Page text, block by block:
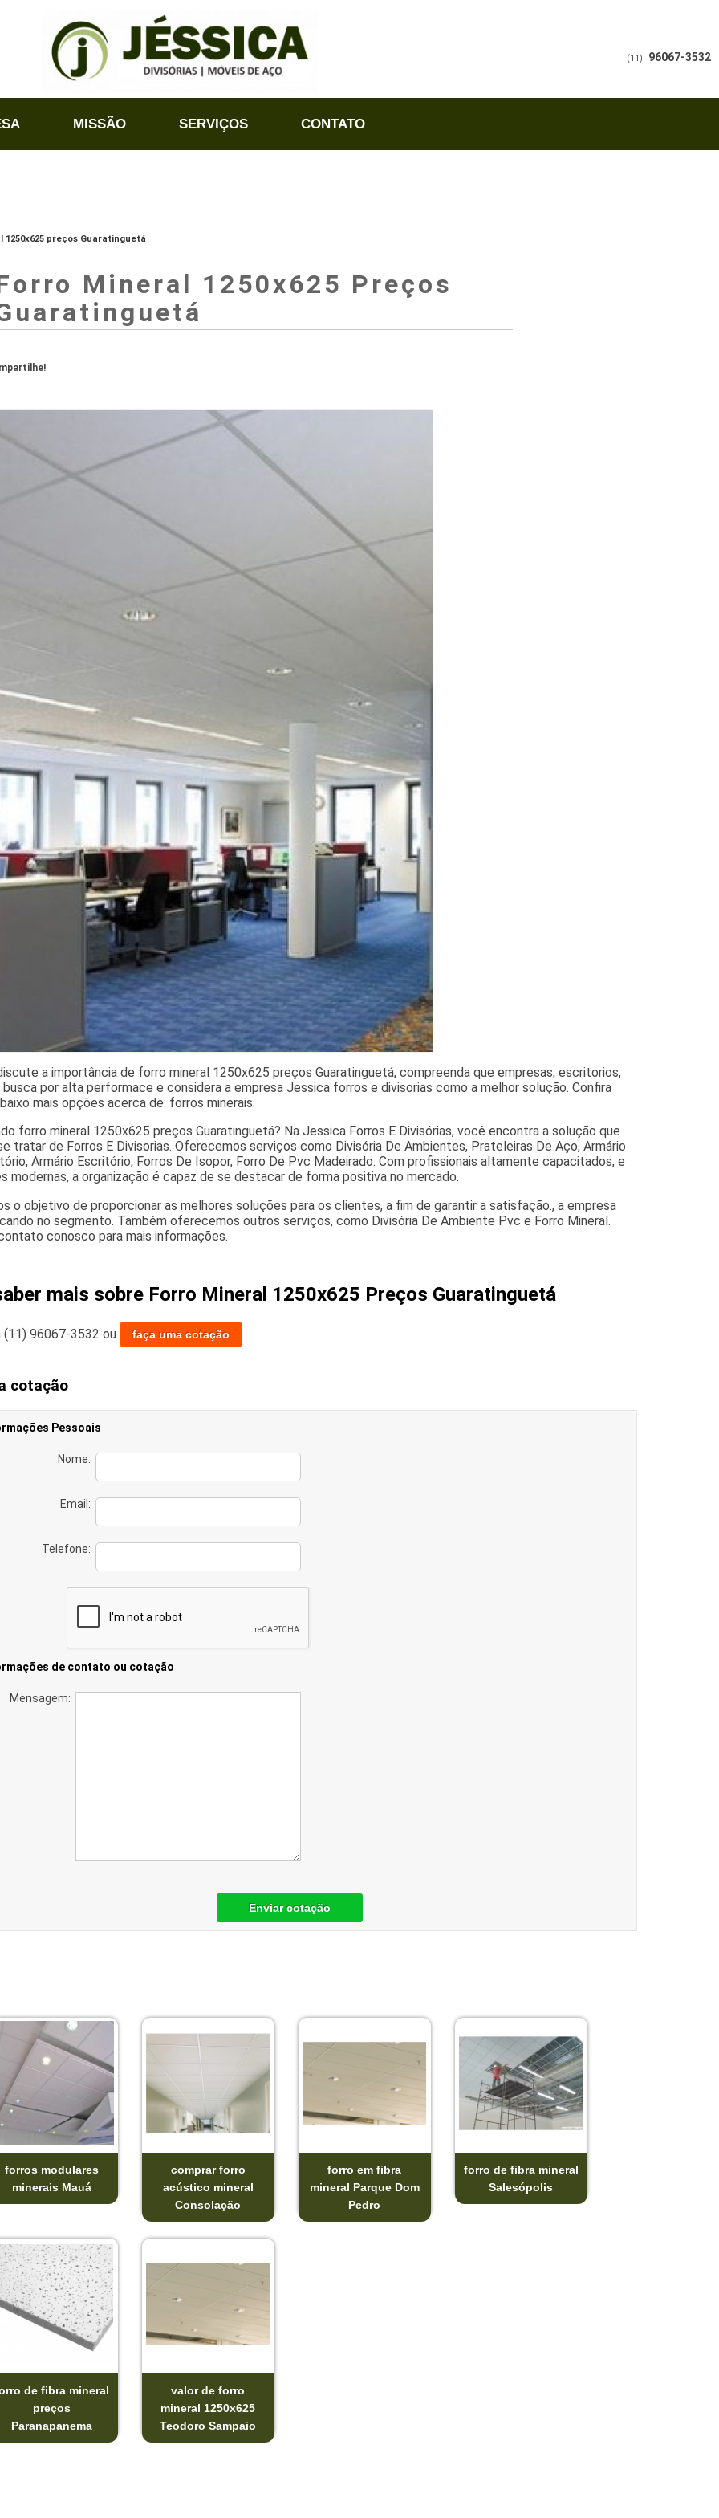
MISSÃO SERVIÇOS CONTATO
(11) 96067-3532
preços Guaratinguetá
Mineral 1250x625 Preços
a importância de forro mineral 1250x625 preços Guaratinguetá, compreenda que empresas, escritorios,
busca por alta performace e considera a empresa Jessica forros e divisorias como a melhor solução. Confira
mais opções acerca de: forros minerais.
forro mineral 1250x625 preços Guaratinguetá? Na Jessica Forros E Divisórias, você encontra a solução que
tratar de Forros E Divisorias. Oferecemos serviços como Divisória De Ambientes, Prateleiras De Aço, Armário
Armário Escritório, Forros De Isopor, Forro De Pvc Madeirado. Com profissionais altamente capacitados, e
modernas, a organização é capaz de se destacar de forma positiva no mercado.
o objetivo de proporcionar as melhores soluções para os clientes, a fim de garantir a satisfação., a empresa
no segmento. Também oferecemos outros serviços, como Divisória De Ambiente Pvc e Forro Mineral.
conosco para mais informações.
mais sobre Forro Mineral 1250x625 Preços Guaratinguetá
(11) 96067-3532 ou faça uma cotação
cotação
Pessoais
Nome:
Email:
Telefone:
de contato ou cotação
Mensagem:
Enviar cotação
forros modulares
minerais Mauá
comprar forro
acústico mineral
Consolação
forro em fibra
mineral Parque Dom
Pedro
forro de fibra mineral
Salesópolis
de fibra mineral
preços
Paranapanema
valor de forro
mineral 1250x625
Teodoro Sampaio